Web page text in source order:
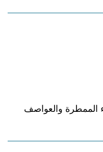
الممطرة والعواصف